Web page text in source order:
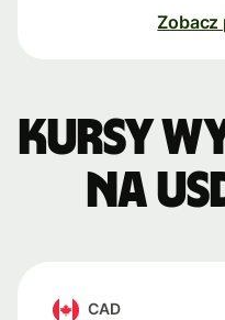
Zobacz
Kursy
na
CAD